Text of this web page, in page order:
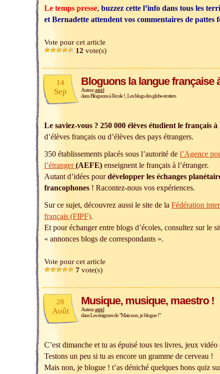
Le temps presse, buzzez cette l’info dans tous les
et Bernadette attendent vos commentaires de pattes
Vote pour cet article
12 vote(s)
14
Sep
Bloguons la langue française
Auteurastrid
dansBloguons à l'école ! Les blogs des globe-trotters
Le saviez-vous ? 250 000 élèves étudient le français à
d’élèves français ou d’élèves des pays étrangers.
350 établissements placés sous l’autorité de l’Agence
l’étranger(AEFE) enseignent le français à l’étranger.
Autant d’idées pourdévelopper les échanges
francophones ! Racontez-nous vos expériences.
Sur ce sujet, découvrez aussi le site de la Fédération
français (FIPF).
Et pour échanger entre blogs d’écoles, consultez sur le
« annonces blogs de correspondants ».
Vote pour cet article
7 vote(s)
28
Août
Musique, musique, maestro !
Auteurastrid
dansLes énigmes de "Mais non, je blogue !"
C’est dimanche et tu as épuisé tous tes livres, jeux
Testons un peu si tu as encore un gramme de cerveau !
Mais non, je blogue ! t’as déniché quelques bons quiz